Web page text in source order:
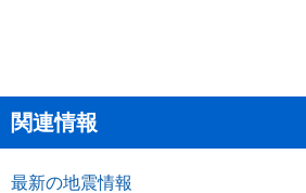
関連情報
最新の地震情報